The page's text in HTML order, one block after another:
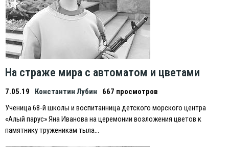
На страже мира с автоматом и цветами
7.05.19 Константин Лубин
667 просмотров
Ученица 68-й школы и воспитанница детского морского центра
«Алый парус» Яна Иванова на церемонии возложения цветов к
памятнику труженикам тыла…